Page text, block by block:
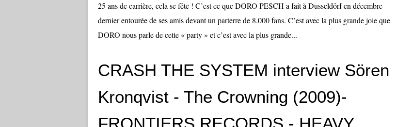
25 ans de carrière, cela se fête ! C’est ce que DORO PESCH a fait à Dusseldörf en décembre
dernier entourée de ses amis devant un parterre de 8.000 fans. C’est avec la plus grande joie que
DORO nous parle de cette « party » et c’est avec la plus grande...
CRASH THE SYSTEM interview Sören
Kronqvist - The Crowning (2009)-